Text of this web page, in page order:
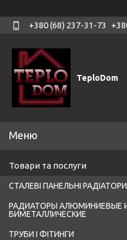
+380 (68) 237-31-73
TeploDom
Товари та послуги
СТАЛЕВІ ПАНЕЛЬНІ РАДІАТОРИ
РАДИАТОРЫ АЛЮМИНИЕВЫЕ
БИМЕТАЛЛИЧЕСКИЕ
ТРУБИ І ФІТИНГИ